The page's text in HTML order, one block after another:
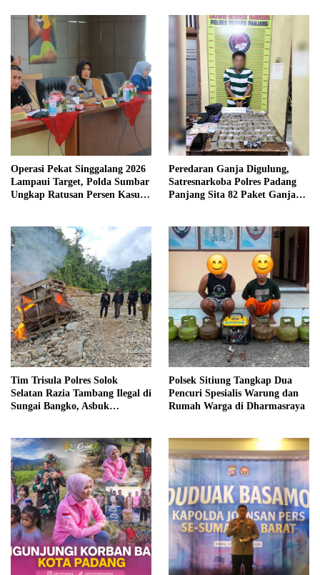
Operasi Pekat Singgalang 2026
Lampaui Target, Polda Sumbar
Ungkap Ratusan Persen Kasus
Peredaran Ganja Digulung,
Satresnarkoba Polres Padang
Panjang Sita 82 Paket Ganja
Tim Trisula Polres Solok
Selatan Razia Tambang Ilegal di
Sungai Bangko, Asbuk
Polsek Sitiung Tangkap Dua
Pencuri Spesialis Warung dan
Rumah Warga di Dharmasraya